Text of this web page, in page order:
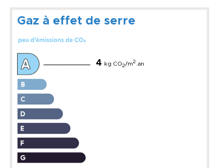
Gaz à effet de serre
4 kg CO2/m2 .an